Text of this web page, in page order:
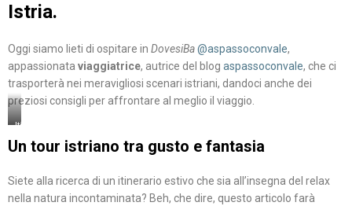
Istria.
Oggi siamo lieti di ospitare in DovesiBa@aspassoconvale,
appassionata viaggiatrice, autrice del blog aspassoconvale, che ci
trasporterà nei meravigliosi scenari istriani, dandoci anche dei
preziosi consigli per affrontare al meglio il viaggio.
Itinerario
Un tour istriano tra gusto e fantasia
Siete alla ricerca di un itinerario estivo che sia all’insegna del relax
nella natura incontaminata? Beh, che dire, questo articolo farà